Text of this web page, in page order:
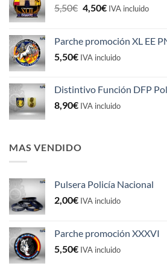
5,50€ El
era:
5,50€.
4,50€El
es:
4,50€.
IVA incluido
Parche promoción XL EE
5,50€ IVA incluido
Distintivo Función DFP
8,90€ IVA incluido
MAS VENDIDO
Pulsera Policía Nacional
2,00€ IVA incluido
Parche promoción XXXVI
5,50€ IVA incluido